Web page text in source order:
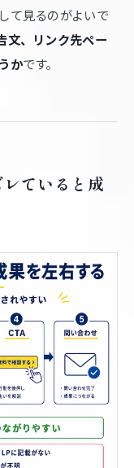
て見るのがよいで
文、リンク先ペー
かです。
ていると成